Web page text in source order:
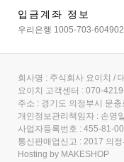
입금계좌 정보
우리은행 1005-703-604902
회사명 : 주식회사 요이치 /
요이치 고객센터 : 070-
주소 : 경기도 의정부시 문
개인정보관리책임자 : 손영
사업자등록번호 : 455-81-
통신판매업신고 : 2017 의
Hosting by MAKESHOP